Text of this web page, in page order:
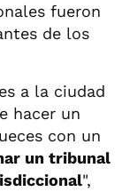
fueron
de los
a la ciudad
hacer un
con un
un tribunal
",